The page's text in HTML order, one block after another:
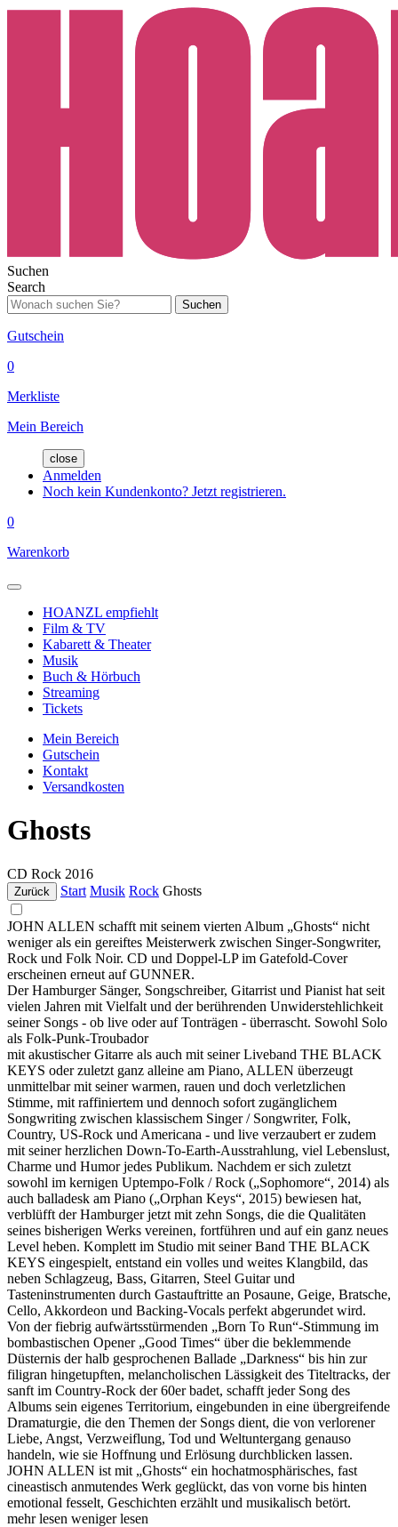
Suchen
Search
Suchen
Gutschein
0
Merkliste
Mein Bereich
close
Anmelden
Noch kein Kundenkonto? Jetzt registrieren.
0
Warenkorb
HOANZL empfiehlt
Film & TV
Kabarett & Theater
Musik
Buch & Hörbuch
Streaming
Tickets
Mein Bereich
Gutschein
Kontakt
Versandkosten
Ghosts
CD Rock 2016
Zurück Start Musik Rock Ghosts
JOHN ALLEN schafft mit seinem vierten Album „Ghosts“ nicht
weniger als ein gereiftes Meisterwerk zwischen Singer-Songwriter,
Rock und Folk Noir. CD und Doppel-LP im Gatefold-Cover
erscheinen erneut auf GUNNER.
Der Hamburger Sänger, Songschreiber, Gitarrist und Pianist hat seit
vielen Jahren mit Vielfalt und der berührenden Unwiderstehlichkeit
seiner Songs - ob live oder auf Tonträgen - überrascht. Sowohl Solo
als Folk-Punk-Troubador
mit akustischer Gitarre als auch mit seiner Liveband THE BLACK
KEYS oder zuletzt ganz alleine am Piano, ALLEN überzeugt
unmittelbar mit seiner warmen, rauen und doch verletzlichen
Stimme, mit raffiniertem und dennoch sofort zugänglichem
Songwriting zwischen klassischem Singer / Songwriter, Folk,
Country, US-Rock und Americana - und live verzaubert er zudem
mit seiner herzlichen Down-To-Earth-Ausstrahlung, viel Lebenslust,
Charme und Humor jedes Publikum. Nachdem er sich zuletzt
sowohl im kernigen Uptempo-Folk / Rock („Sophomore“, 2014) als
auch balladesk am Piano („Orphan Keys“, 2015) bewiesen hat,
verblüfft der Hamburger jetzt mit zehn Songs, die die Qualitäten
seines bisherigen Werks vereinen, fortführen und auf ein ganz neues
Level heben. Komplett im Studio mit seiner Band THE BLACK
KEYS eingespielt, entstand ein volles und weites Klangbild, das
neben Schlagzeug, Bass, Gitarren, Steel Guitar und
Tasteninstrumenten durch Gastauftritte an Posaune, Geige, Bratsche,
Cello, Akkordeon und Backing-Vocals perfekt abgerundet wird.
Von der fiebrig aufwärtsstürmenden „Born To Run“-Stimmung im
bombastischen Opener „Good Times“ über die beklemmende
Düsternis der halb gesprochenen Ballade „Darkness“ bis hin zur
filigran hingetupften, melancholischen Lässigkeit des Titeltracks, der
sanft im Country-Rock der 60er badet, schafft jeder Song des
Albums sein eigenes Territorium, eingebunden in eine übergreifende
Dramaturgie, die den Themen der Songs dient, die von verlorener
Liebe, Angst, Verzweiflung, Tod und Weltuntergang genauso
handeln, wie sie Hoffnung und Erlösung durchblicken lassen.
JOHN ALLEN ist mit „Ghosts“ ein hochatmosphärisches, fast
cineastisch anmutendes Werk geglückt, das von vorne bis hinten
emotional fesselt, Geschichten erzählt und musikalisch betört.
mehr lesen weniger lesen